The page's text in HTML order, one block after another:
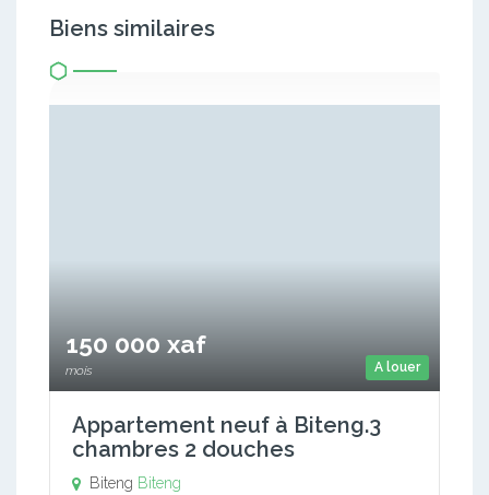
Biens similaires
A louer
150 000 xaf
mois
Appartement neuf à Biteng.3
chambres 2 douches
Biteng Biteng